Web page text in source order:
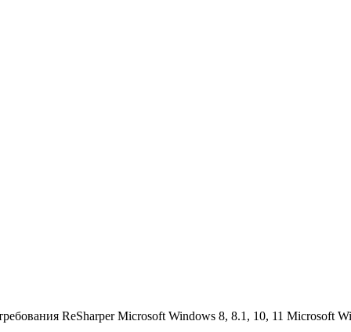
ReSharper Microsoft Windows 8, 8.1, 10, 11 Microsoft